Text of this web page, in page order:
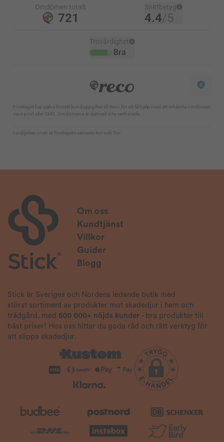
Om oss
Kundtjänst
Villkor
Guider
Blogg
Stick är Sveriges och Nordens ledande butik med
störst sortiment av produkter mot skadedjur i hem och
trädgård, med 500 000+ nöjda kunder - bra produkter till
bäst priser! Hos oss hittar du goda råd och rätt verktyg för
att slippa skadedjur.